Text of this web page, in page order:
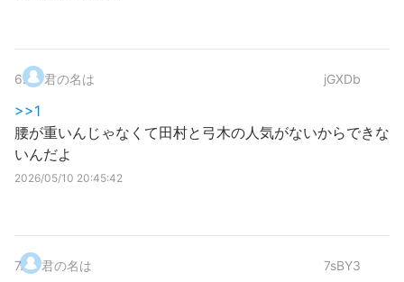
6. 君の名は jGXDb
>>1
腰が重いんじゃなくて田村と弓木の人気がないからできな
いんだよ
2026/05/10 20:45:42
7. 君の名は 7sBY3